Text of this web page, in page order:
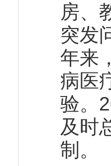
房、
突发
年来
病医
验。
及时
制。